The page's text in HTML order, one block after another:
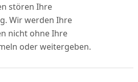
stören Ihre
Wir werden Ihre
nicht ohne Ihre
oder weitergeben.